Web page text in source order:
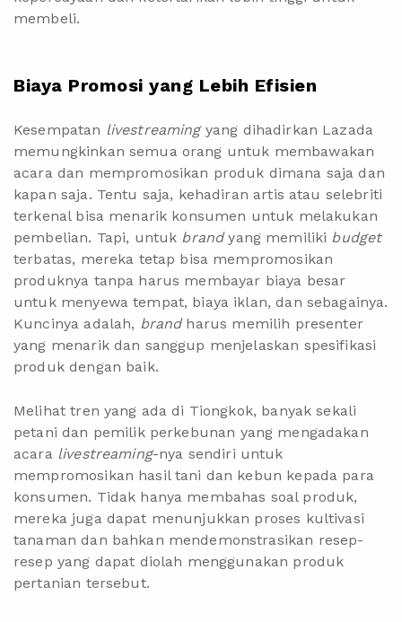
membeli.
Biaya Promosi yang Lebih Efisien
Kesempatan livestreaming yang dihadirkan Lazada
memungkinkan semua orang untuk membawakan
acara dan mempromosikan produk dimana saja dan
kapan saja. Tentu saja, kehadiran artis atau selebriti
terkenal bisa menarik konsumen untuk melakukan
pembelian. Tapi, untuk brandyang memiliki budget
terbatas, mereka tetap bisa mempromosikan
produknya tanpa harus membayar biaya besar
untuk menyewa tempat, biaya iklan, dan sebagainya.
Kuncinya adalah, brand harus memilih presenter
yang menarik dan sanggup menjelaskan spesifikasi
produk dengan baik.
Melihat tren yang ada di Tiongkok, banyak sekali
petani dan pemilik perkebunan yang mengadakan
acara livestreaming-nya sendiri untuk
mempromosikan hasil tani dan kebun kepada para
konsumen. Tidak hanya membahas soal produk,
mereka juga dapat menunjukkan proses kultivasi
tanaman dan bahkan mendemonstrasikan resep-
resep yang dapat diolah menggunakan produk
pertanian tersebut.